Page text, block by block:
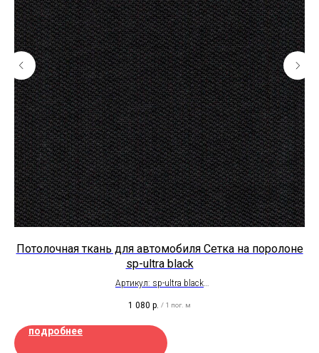
Потолочная ткань для автомобиля Сетка на поролоне
sp-ultra black
Артикул: sp-ultra black
Отрез от 0,5 пог. м
Цена на отрез
1 080 р. / 1 пог. м
подробнее